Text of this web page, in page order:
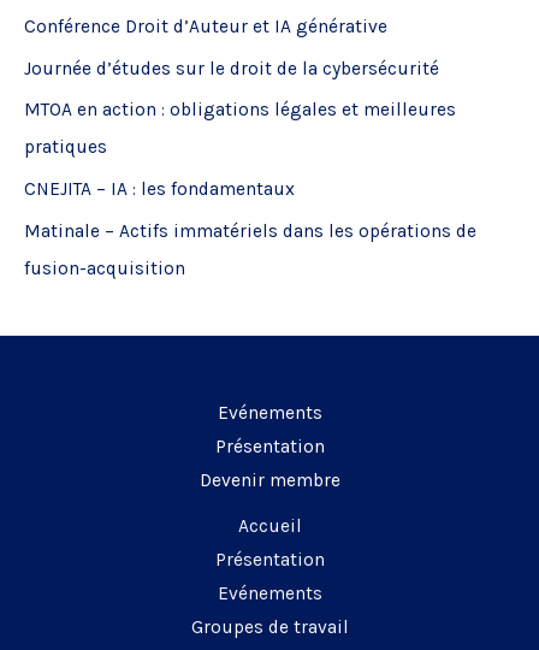
c
h
e
r
:
Conférence Droit d’Auteur et IA générative
Journée d’études sur le droit de la cybersécurité
MTOA en action : obligations légales et meilleures
pratiques
CNEJITA – IA : les fondamentaux
Matinale – Actifs immatériels dans les opérations de
fusion-acquisition
Evénements
Présentation
Devenir membre
Accueil
Présentation
Evénements
Groupes de travail